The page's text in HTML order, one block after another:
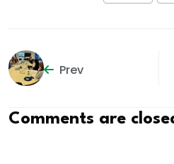
Prev
Comments are